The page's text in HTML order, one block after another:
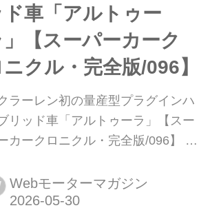
ド車「アルトゥー
」【スーパーカーク
ニクル・完全版/096】
ラーレン初の量産型プラグインハ
リッド車「アルトゥーラ」【スー
カークロニクル・完全版/096】 伝
カーたち。1970年代の懐かしいモ
から現代のハイパースポーツまで
Webモーターマガジン